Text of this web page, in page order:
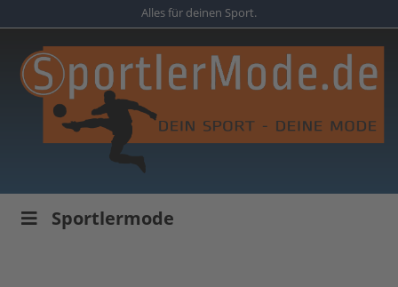
to
content
Alles für deinen Sport.
Sportlermode